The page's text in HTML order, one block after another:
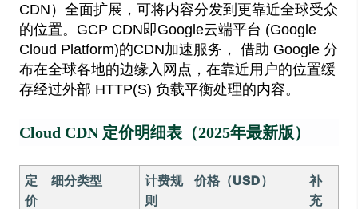
CDN）全面扩展，可将内容分发到更靠近全球受众
的位置。GCP CDN即Google云端平台 (Google
Cloud Platform)的CDN加速服务， 借助 Google 分
布在全球各地的边缘入网点，在靠近用户的位置缓
存经过外部 HTTP(S) 负载平衡处理的内容。
Cloud CDN 定价明细表（2025年最新版）
定
价
细分类型
计费规
则
价格（USD）
补
充